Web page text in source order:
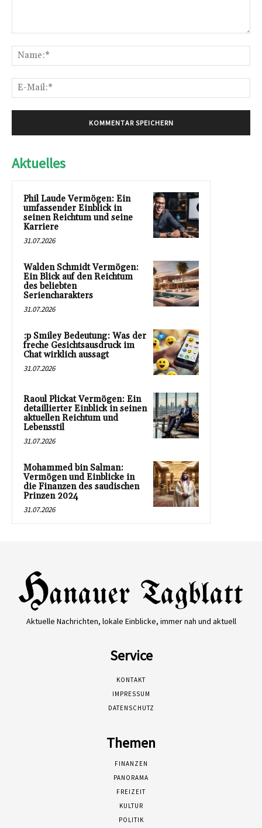
Aktuelles
Phil Laude Vermögen: Ein
umfassender Einblick in
seinen Reichtum und seine
Karriere
31.07.2026
Walden Schmidt Vermögen:
Ein Blick auf den Reichtum
des beliebten
Seriencharakters
31.07.2026
:p Smiley Bedeutung: Was der
freche Gesichtsausdruck im
Chat wirklich aussagt
31.07.2026
Raoul Plickat Vermögen: Ein
detaillierter Einblick in seinen
aktuellen Reichtum und
Lebensstil
31.07.2026
Mohammed bin Salman:
Vermögen und Einblicke in
die Finanzen des saudischen
Prinzen 2024
31.07.2026
Aktuelle Nachrichten, lokale Einblicke, immer nah und aktuell
Service
KONTAKT
IMPRESSUM
DATENSCHUTZ
Themen
FINANZEN
PANORAMA
FREIZEIT
KULTUR
POLITIK